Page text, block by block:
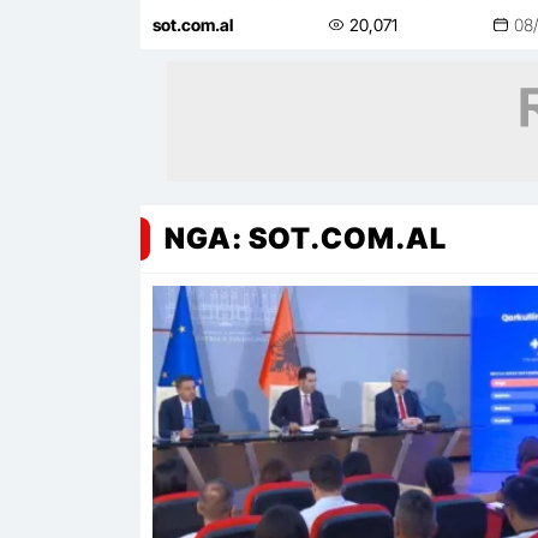
tubimin: Shqipëria meriton
sot.com.al 20,071
NGA: SOT.COM.AL